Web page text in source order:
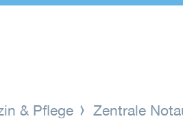
& Pflege Zentrale